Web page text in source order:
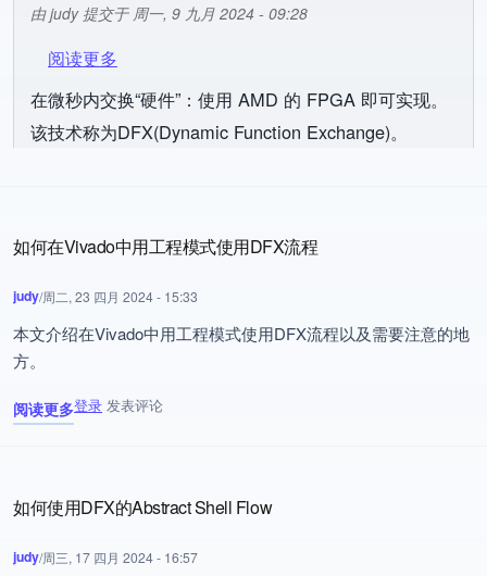
由judy提交于 周一, 9 九月 2024 - 09:28
阅读更多
在微秒内交换“硬件”：使用 AMD 的 FPGA 即可实现。
该技术称为DFX(Dynamic Function Exchange)。
如何在Vivado中用工程模式使用DFX流程
judy/周二, 23 四月 2024 - 15:33
本文介绍在Vivado中用工程模式使用DFX流程以及需要注意的地
方。
阅读更多
关于 如何在Vivado中用工程模式使用DFX流程
登录 发表评论
如何使用DFX的Abstract Shell Flow
judy/周三, 17 四月 2024 - 16:57